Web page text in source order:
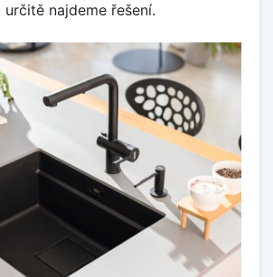
najdeme řešení.